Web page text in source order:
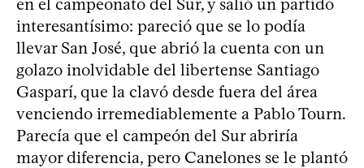
interesantísimo: pareció que se lo podía
llevar San José, que abrió la cuenta con un
golazo inolvidable del libertense Santiago
Gasparí, que la clavó desde fuera del área
venciendo irremediablemente a Pablo Tourn.
Parecía que el campeón del Sur abriría
mayor diferencia, pero Canelones se le plantó